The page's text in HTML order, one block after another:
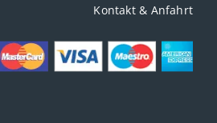
Kontakt & Anfahrt